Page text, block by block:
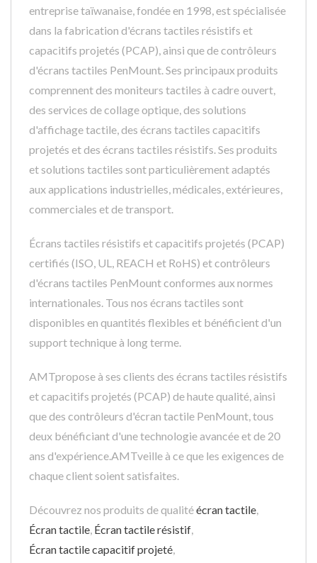
entreprise taïwanaise, fondée en 1998, est spécialisée
dans la fabrication d'écrans tactiles résistifs et
capacitifs projetés (PCAP), ainsi que de contrôleurs
d'écrans tactiles PenMount. Ses principaux produits
comprennent des moniteurs tactiles à cadre ouvert,
des services de collage optique, des solutions
d'affichage tactile, des écrans tactiles capacitifs
projetés et des écrans tactiles résistifs. Ses produits
et solutions tactiles sont particulièrement adaptés
aux applications industrielles, médicales, extérieures,
commerciales et de transport.
Écrans tactiles résistifs et capacitifs projetés (PCAP)
certifiés (ISO, UL, REACH et RoHS) et contrôleurs
d'écrans tactiles PenMount conformes aux normes
internationales. Tous nos écrans tactiles sont
disponibles en quantités flexibles et bénéficient d'un
support technique à long terme.
AMTpropose à ses clients des écrans tactiles résistifs
et capacitifs projetés (PCAP) de haute qualité, ainsi
que des contrôleurs d'écran tactile PenMount, tous
deux bénéficiant d'une technologie avancée et de 20
ans d'expérience.AMTveille à ce que les exigences de
chaque client soient satisfaites.
Découvrez nos produits de qualitéécran tactile,
Écran tactile, Écran tactile résistif,
Écran tactile capacitif projeté,